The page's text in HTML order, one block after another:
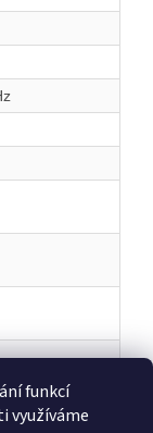
funkcí
využíváme